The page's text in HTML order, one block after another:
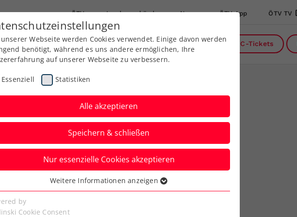
ÖTV Landesverbände News ÖTV App ÖTV TV
Ausbildung Services Über uns DC-Tickets
Talente
in Stans sehr stark
Webseite werden Cookies verwendet. Einige davon werden
benötigt, während es uns andere ermöglichen, Ihre
auf unserer Webseite zu verbessern.
Essenziell Statistiken
Alle akzeptieren
Speichern & schließen
Nur essenzielle Cookies akzeptieren
Cookies werden für grundlegende Funktionen der
benötigt. Dadurch ist gewährleistet, dass die Webseite
Weitere Informationen anzeigen
by
Cookie Consent